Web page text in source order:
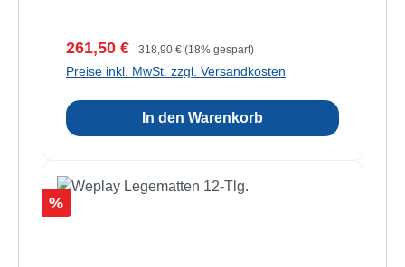
Verkaufspreis:
261,50 € Regulärer Preis:
318,90 € (18% gespart)
Preise inkl. MwSt. zzgl. Versandkosten
In den Warenkorb
Rabatt
%